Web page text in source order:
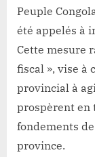
Peuple
été appelés à
Cette mesure
fiscal », vise à
provincial à
prospèrent en
fondements
province.